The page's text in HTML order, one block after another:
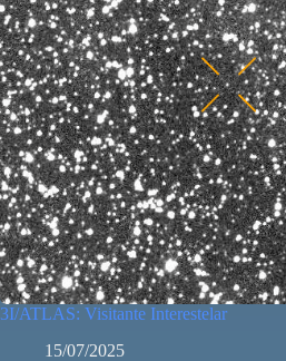
3I/ATLAS: Visitante Interestelar
15/07/2025